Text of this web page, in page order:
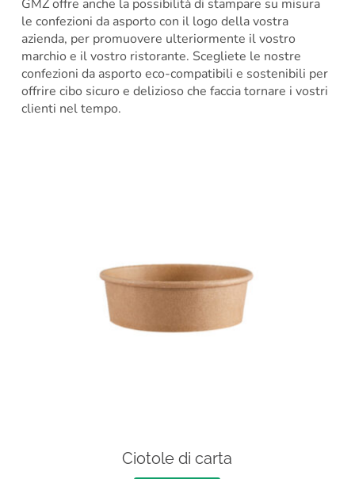
GMZ offre anche la possibilità di stampare su misura
le confezioni da asporto con il logo della vostra
azienda, per promuovere ulteriormente il vostro
marchio e il vostro ristorante. Scegliete le nostre
confezioni da asporto eco-compatibili e sostenibili per
offrire cibo sicuro e delizioso che faccia tornare i vostri
clienti nel tempo.
Ciotole di carta